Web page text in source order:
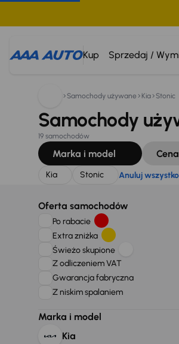
Kup Sprzedaj /
Szukam: Anuluj
Samochody używane Kia Stonic
Samochody
19 samochodów
Marka i model Cena
Kia Stonic Anuluj wszystko
Oferta samochodów
Po rabacie
Extra zniżka
Świeżo skupione
Z odliczeniem VAT
Gwarancja fabryczna
Z niskim spalaniem
Marka i model
Kia